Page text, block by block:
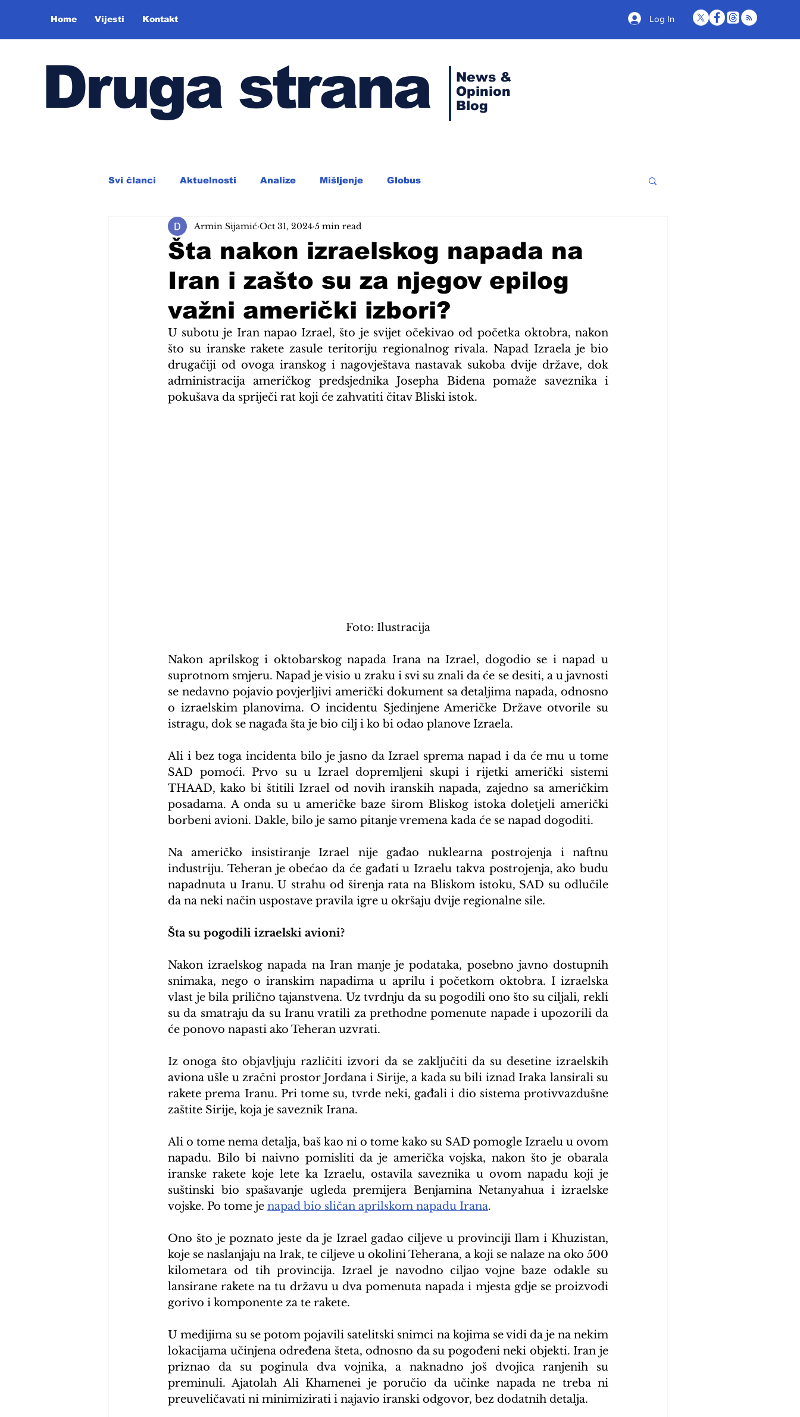
Home Vijesti Kontakt Log In
Druga strana
News &
Opinion
Blog
Svi članci Aktuelnosti Analize Mišljenje Globus
Šta nakon izraelskog napada na
Iran i zašto su za njegov epilog
važni američki izbori?
Armin Sijamić Oct 31, 2024 5 min read
U subotu je Iran napao Izrael, što je svijet očekivao od početka oktobra, nakon
što su iranske rakete zasule teritoriju regionalnog rivala. Napad Izraela je bio
drugačiji od ovoga iranskog i nagovještava nastavak sukoba dvije države, dok
administracija američkog predsjednika Josepha Bidena pomaže saveznika i
pokušava da spriječi rat koji će zahvatiti čitav Bliski istok.
Foto: Ilustracija
Nakon aprilskog i oktobarskog napada Irana na Izrael, dogodio se i napad u
suprotnom smjeru. Napad je visio u zraku i svi su znali da će se desiti, a u javnosti
se nedavno pojavio povjerljivi američki dokument sa detaljima napada, odnosno
o izraelskim planovima. O incidentu Sjedinjene Američke Države otvorile su
istragu, dok se nagađa šta je bio cilj i ko bi odao planove Izraela.
Ali i bez toga incidenta bilo je jasno da Izrael sprema napad i da će mu u tome
SAD pomoći. Prvo su u Izrael dopremljeni skupi i rijetki američki sistemi
THAAD, kako bi štitili Izrael od novih iranskih napada, zajedno sa američkim
posadama. A onda su u američke baze širom Bliskog istoka doletjeli američki
borbeni avioni. Dakle, bilo je samo pitanje vremena kada će se napad dogoditi.
Na američko insistiranje Izrael nije gađao nuklearna postrojenja i naftnu
industriju. Teheran je obećao da će gađati u Izraelu takva postrojenja, ako budu
napadnuta u Iranu. U strahu od širenja rata na Bliskom istoku, SAD su odlučile
da na neki način uspostave pravila igre u okršaju dvije regionalne sile.
Šta su pogodili izraelski avioni?
Nakon izraelskog napada na Iran manje je podataka, posebno javno dostupnih
snimaka, nego o iranskim napadima u aprilu i početkom oktobra. I izraelska
vlast je bila prilično tajanstvena. Uz tvrdnju da su pogodili ono što su ciljali, rekli
su da smatraju da su Iranu vratili za prethodne pomenute napade i upozorili da
će ponovo napasti ako Teheran uzvrati.
Iz onoga što objavljuju različiti izvori da se zaključiti da su desetine izraelskih
aviona ušle u zračni prostor Jordana i Sirije, a kada su bili iznad Iraka lansirali su
rakete prema Iranu. Pri tome su, tvrde neki, gađali i dio sistema protivvazdušne
zaštite Sirije, koja je saveznik Irana.
Ali o tome nema detalja, baš kao ni o tome kako su SAD pomogle Izraelu u ovom
napadu. Bilo bi naivno pomisliti da je američka vojska, nakon što je obarala
iranske rakete koje lete ka Izraelu, ostavila saveznika u ovom napadu koji je
suštinski bio spašavanje ugleda premijera Benjamina Netanyahua i izraelske
vojske. Po tome je napad bio sličan aprilskom napadu Irana.
Ono što je poznato jeste da je Izrael gađao ciljeve u provinciji Ilam i Khuzistan,
koje se naslanjaju na Irak, te ciljeve u okolini Teherana, a koji se nalaze na oko 500
kilometara od tih provincija. Izrael je navodno ciljao vojne baze odakle su
lansirane rakete na tu državu u dva pomenuta napada i mjesta gdje se proizvodi
gorivo i komponente za te rakete.
U medijima su se potom pojavili satelitski snimci na kojima se vidi da je na nekim
lokacijama učinjena određena šteta, odnosno da su pogođeni neki objekti. Iran je
priznao da su poginula dva vojnika, a naknadno još dvojica ranjenih su
preminuli. Ajatolah Ali Khamenei je poručio da učinke napada ne treba ni
preuveličavati ni minimizirati i najavio iranski odgovor, bez dodatnih detalja.